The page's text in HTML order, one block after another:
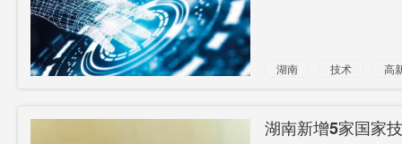
湖南 技术 高
湖南新增5家国家